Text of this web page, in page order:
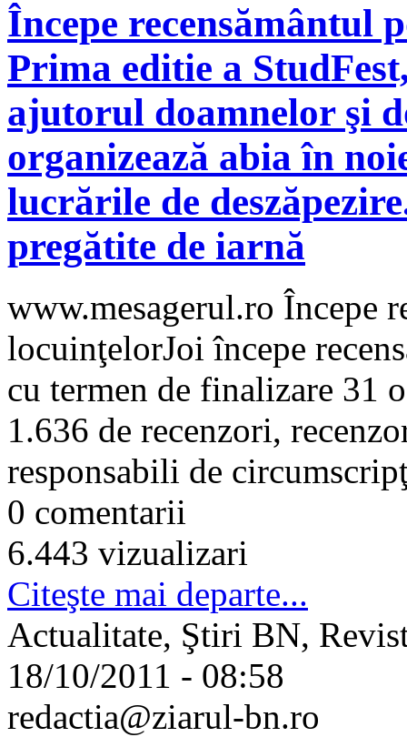
Începe recensământul
Prima editie a
ajutorul doamnelor şi
organizează abia în
lucrările de
pregătite de iarnă
www.mesagerul.ro Începe
locuinţelorJoi începe
cu termen de finalizare 31
1.636 de recenzori,
responsabili de
0 comentarii
6.443 vizualizari
Citeşte mai departe...
Actualitate, Ştiri BN,
18/10/2011 - 08:58
redactia@ziarul-bn.ro